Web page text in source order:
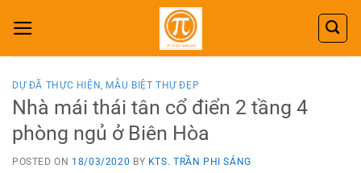
content
DỰ ĐÃ THỰC HIỆN, MẪU BIỆT THỰ ĐẸP
Nhà mái thái tân cổ điển 2 tầng 4
phòng ngủ ở Biên Hòa
POSTED ON 18/03/2020 BY KTS. TRẦN PHI SÁNG